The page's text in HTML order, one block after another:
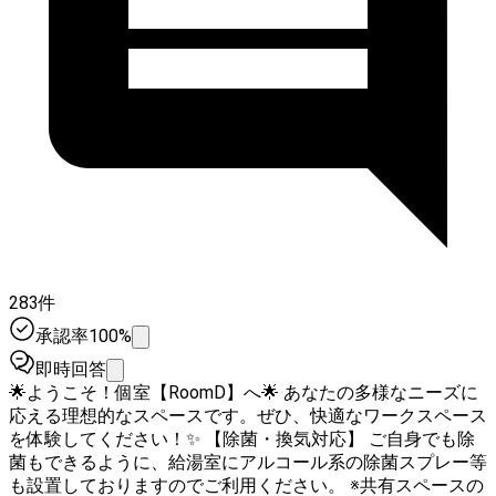
283件
承認率100%
即時回答
🌟ようこそ！個室【RoomD】へ🌟 あなたの多様なニーズに
応える理想的なスペースです。ぜひ、快適なワークスペース
を体験してください！✨ 【除菌・換気対応】 ご自身でも除
菌もできるように、給湯室にアルコール系の除菌スプレー等
も設置しておりますのでご利用ください。 ※共有スペースの